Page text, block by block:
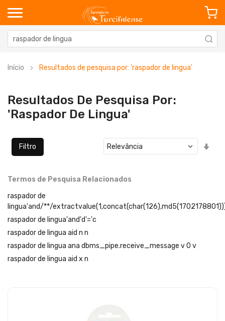
Início Resultados de pesquisa por: 'raspador de lingua'
Resultados De Pesquisa Por:
'raspador De Lingua'
Filtro
Termos de Pesquisa Relacionados
raspador de
lingua'and/**/
raspador de lingua'and'd'='c
raspador de lingua aid n n
raspador de lingua ana dbms_pipe.receive_message v 0 v
raspador de lingua aid x n